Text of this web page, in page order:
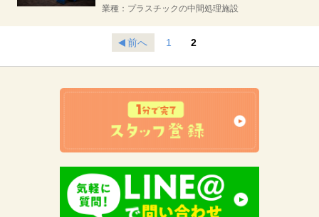
業種：プラスチックの中間処理施設
前へ 1 2